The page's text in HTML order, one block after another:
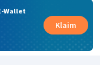
Wallet
Klaim